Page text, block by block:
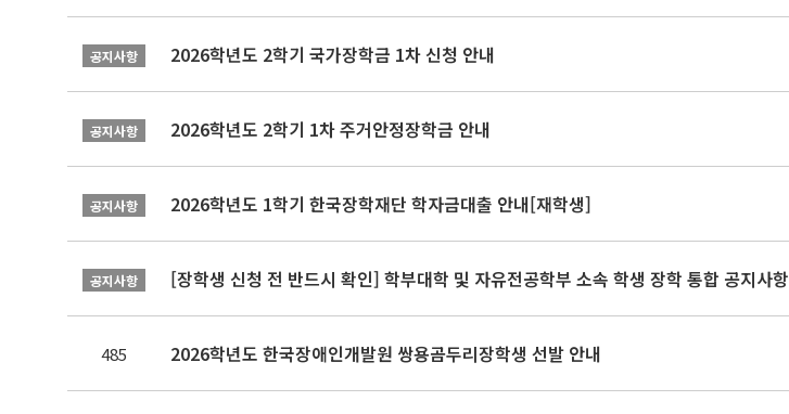
공지사항 2026학년도 2학기 국가장학금 1차 신청 안내
공지사항 2026학년도 2학기 1차 주거안정장학금 안내
공지사항 2026학년도 1학기 한국장학재단 학자금대출 안내[재학생]
공지사항 [장학생 신청 전 반드시 확인] 학부대학 및 자유전공학부 소속 학생 장학 통합 공지사항
485 2026학년도 한국장애인개발원 쌍용곰두리장학생 선발 안내